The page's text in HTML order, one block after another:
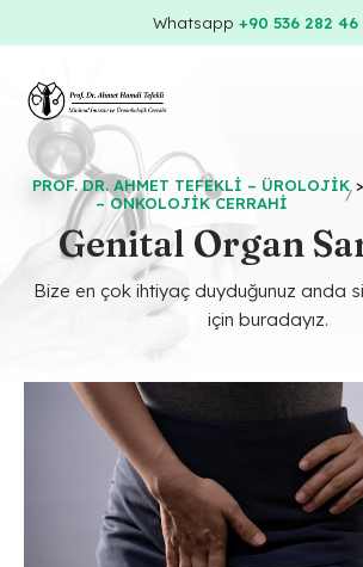
Whatsapp +90 536 282 46
PROF. DR. AHMET TEFEKLI – ÜROLOJIK
– ONKOLOJIK CERRAHI
>
Genital Organ
Bize en çok ihtiyaç duyduğunuz anda
için buradayız.